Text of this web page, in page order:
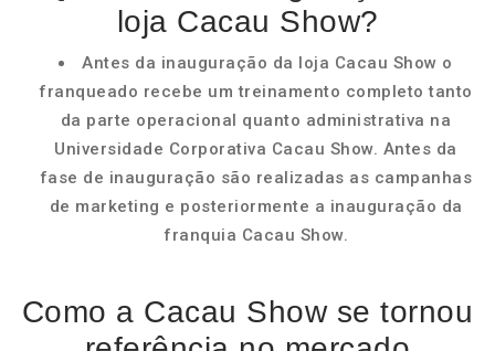
loja Cacau Show?
Antes da inauguração da loja Cacau Show o
franqueado recebe um treinamento completo tanto
da parte operacional quanto administrativa na
Universidade Corporativa Cacau Show. Antes da
fase de inauguração são realizadas as campanhas
de marketing e posteriormente a inauguração da
franquia Cacau Show.
Como a Cacau Show se tornou